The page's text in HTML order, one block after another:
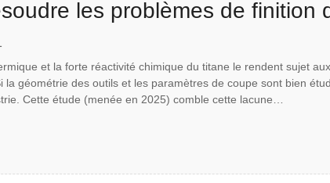
les problèmes de finition
en titane grâce à
et la forte réactivité chimique du titane le rendent sujet
la géométrie des outils et les paramètres de coupe sont bien
Cette étude (menée en 2025) comble cette lacune…